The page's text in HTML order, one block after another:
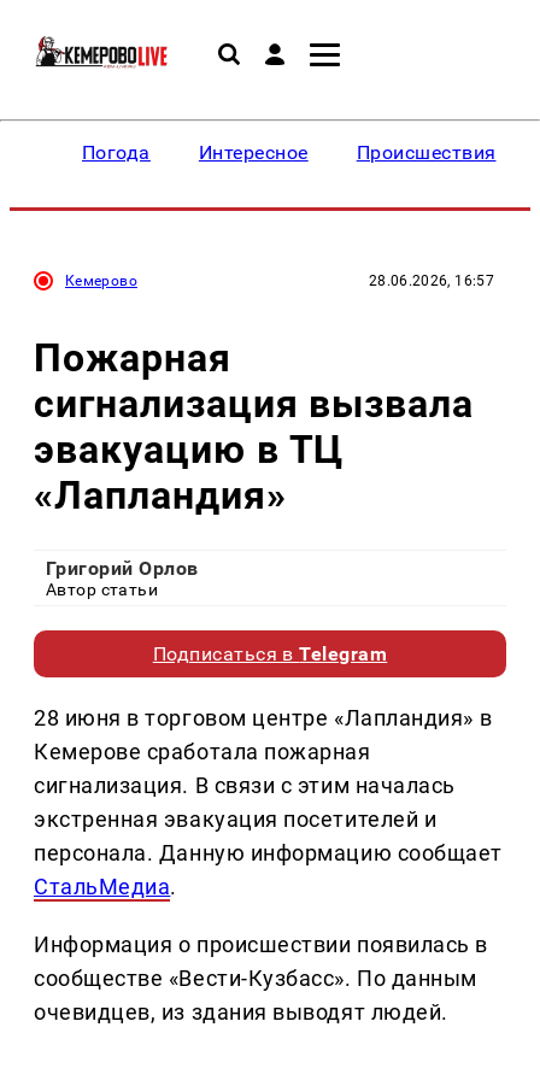
Погода Интересное Происшествия
Кемерово 28.06.2026, 16:57
Пожарная
сигнализация вызвала
эвакуацию в ТЦ
«Лапландия»
Григорий Орлов
Автор статьи
Подписаться вTelegram
28 июня в торговом центре «Лапландия» в
Кемерове сработала пожарная
сигнализация. В связи с этим началась
экстренная эвакуация посетителей и
персонала. Данную информацию сообщает
СтальМедиа.
Информация о происшествии появилась в
сообществе «Вести-Кузбасс». По данным
очевидцев, из здания выводят людей.